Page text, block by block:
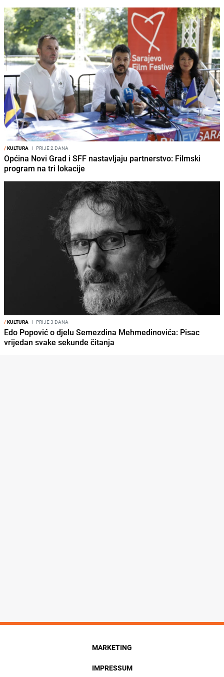
/KULTURA I PRIJE 2 DANA
Općina Novi Grad i SFF nastavljaju partnerstvo: Filmski
program na tri lokacije
/KULTURA I PRIJE 3 DANA
Edo Popović o djelu Semezdina Mehmedinovića: Pisac
vrijedan svake sekunde čitanja
MARKETING
IMPRESSUM